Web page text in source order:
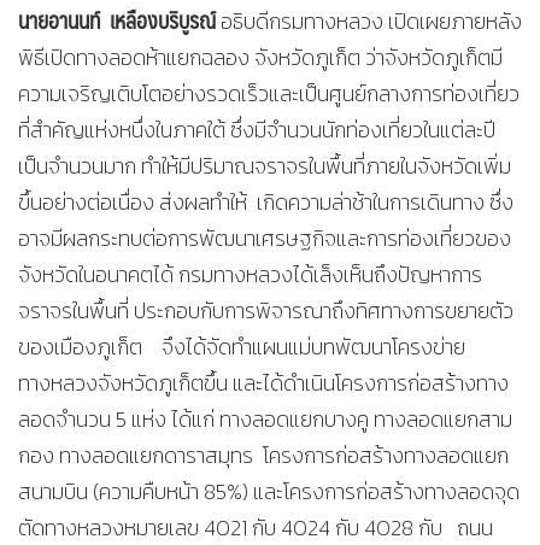
นายอานนท์ เหลืองบริบูรณ์อธิบดีกรมทางหลวง เปิดเผยภายหลัง
พิธีเปิดทางลอดห้าแยกฉลอง จังหวัดภูเก็ต ว่าจังหวัดภูเก็ตมี
ความเจริญเติบโตอย่างรวดเร็วและเป็นศูนย์กลางการท่องเที่ยว
ที่สำคัญแห่งหนึ่งในภาคใต้ ซึ่งมีจำนวนนักท่องเที่ยวในแต่ละปี
เป็นจำนวนมาก ทำให้มีปริมาณจราจรในพื้นที่ภายในจังหวัดเพิ่ม
ขึ้นอย่างต่อเนื่อง ส่งผลทำให้ เกิดความล่าช้าในการเดินทาง ซึ่ง
อาจมีผลกระทบต่อการพัฒนาเศรษฐกิจและการท่องเที่ยวของ
จังหวัดในอนาคตได้ กรมทางหลวงได้เล็งเห็นถึงปัญหาการ
จราจรในพื้นที่ ประกอบกับการพิจารณาถึงทิศทางการขยายตัว
ของเมืองภูเก็ต จึงได้จัดทำแผนแม่บทพัฒนาโครงข่าย
ทางหลวงจังหวัดภูเก็ตขึ้น และได้ดำเนินโครงการก่อสร้างทาง
ลอดจำนวน 5 แห่ง ได้แก่ ทางลอดแยกบางคู ทางลอดแยกสาม
กอง ทางลอดแยกดาราสมุทร โครงการก่อสร้างทางลอดแยก
สนามบิน (ความคืบหน้า 85%) และโครงการก่อสร้างทางลอดจุด
ตัดทางหลวงหมายเลข 4021 กับ 4024 กับ 4028 กับ ถนน